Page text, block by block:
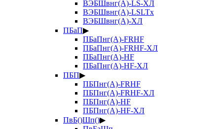
ВЭБШвнг(А)-LS-ХЛ
ВЭБШвнг(А)-LSLTx
ВЭБШвнг(А)-ХЛ
ПБаП▶
ПБаПнг(А)-FRHF
ПБаПнг(А)-FRHF-ХЛ
ПБаПнг(А)-HF
ПБаПнг(А)-HF-ХЛ
ПБП▶
ПБПнг(А)-FRHF
ПБПнг(А)-FRHF-ХЛ
ПБПнг(А)-HF
ПБПнг(А)-HF-ХЛ
ПвБ()Шп()▶